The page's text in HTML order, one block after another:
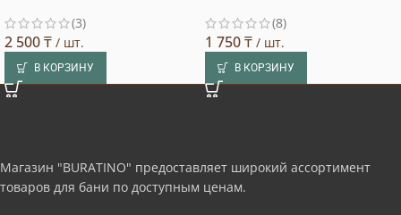
(3)
2 500₸ / шт.
В КОРЗИНУ
(8)
1 750₸ / шт.
В КОРЗИНУ
Магазин "BURATINO" предоставляет широкий ассортимент
товаров для бани по доступным ценам.